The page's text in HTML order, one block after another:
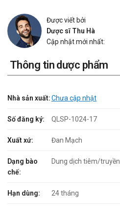
Được viết bởi
Dược sĩ Thu Hà
Cập nhật mới nhất:
Thông tin dược phẩm
Nhà sản xuất:Chưa cập nhật
Số đăng ký: QLSP-1024-17
Xuất xứ: Đan Mạch
Dạng bào
chế:
Dung dịch tiêm/truyền
Hạn dùng: 24 tháng